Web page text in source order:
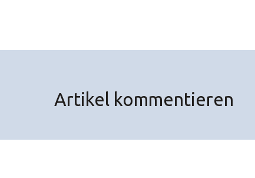
Artikel kommentieren